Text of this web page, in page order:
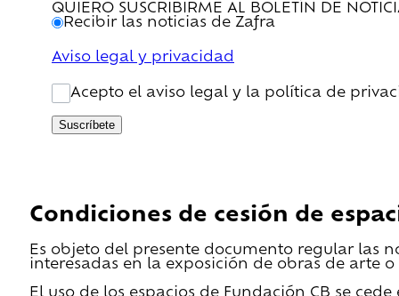
QUIERO SUSCRIBIRME AL BOLETÍN DE
Recibir las noticias de Zafra
Aviso legal y privacidad
Acepto el aviso legal y la política de
Suscríbete
Condiciones de cesión de
Es objeto del presente documento regular las
interesadas en la exposición de obras de arte